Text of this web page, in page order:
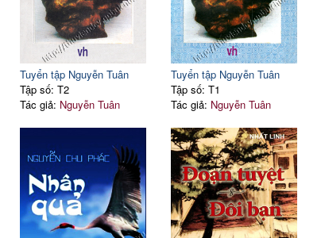
Tuyển tập Nguyễn Tuân
Tập số: T2
Tác giả: Nguyễn Tuân
Tuyển tập Nguyễn Tuân
Tập số: T1
Tác giả: Nguyễn Tuân